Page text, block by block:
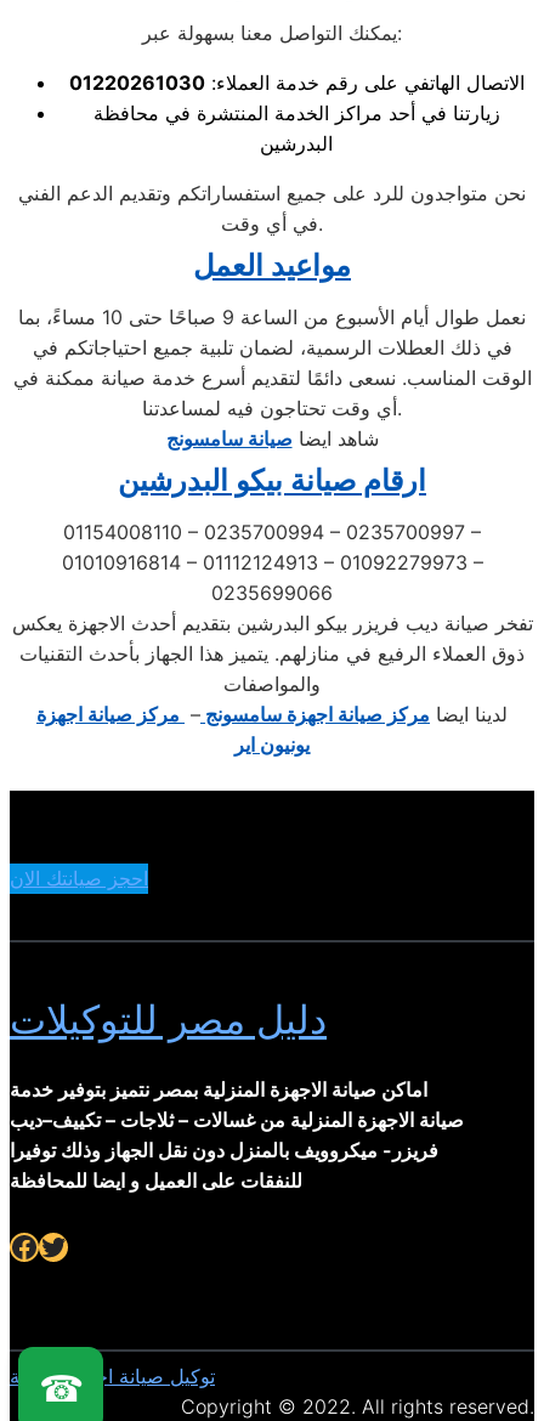
يمكنك التواصل معنا بسهولة عبر:
الاتصال الهاتفي على رقم خدمة العملاء:01220261030
زيارتنا في أحد مراكز الخدمة المنتشرة في محافظة
البدرشين
نحن متواجدون للرد على جميع استفساراتكم وتقديم الدعم الفني
في أي وقت.
مواعيد العمل
نعمل طوال أيام الأسبوع من الساعة 9 صباحًا حتى 10 مساءً، بما
في ذلك العطلات الرسمية، لضمان تلبية جميع احتياجاتكم في
الوقت المناسب. نسعى دائمًا لتقديم أسرع خدمة صيانة ممكنة في
أي وقت تحتاجون فيه لمساعدتنا.
شاهد ايضا صيانة سامسونج
ارقام صيانة بيكو البدرشين
01154008110 – 0235700994 – 0235700997 –
01010916814 – 01112124913 – 01092279973 –
0235699066
تفخر صيانة ديب فريزر بيكو البدرشين بتقديم أحدث الاجهزة يعكس
ذوق العملاء الرفيع في منازلهم. يتميز هذا الجهاز بأحدث التقنيات
والمواصفات
لدينا ايضا مركز صيانة اجهزة سامسونج – مركز صيانة اجهزة
يونيون اير
احجز صيانتك الان
دليل مصر للتوكيلات
اماكن صيانة الاجهزة المنزلية بمصر نتميز بتوفير خدمة
صيانة الاجهزة المنزلية من غسالات – ثلاجات – تكييف–ديب
فريزر- ميكروويف بالمنزل دون نقل الجهاز وذلك توفيرا
للنفقات على العميل و ايضا للمحافظة
Facebook Twitter
توكيل صيانة اجهزة منزلية
Copyright © 2022. All rights reserved.
☎